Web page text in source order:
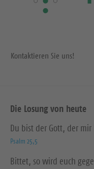
Kontaktieren Sie uns!
Die Losung von heute
Du bist der Gott, der
Psalm 25,5
Bittet, so wird euch